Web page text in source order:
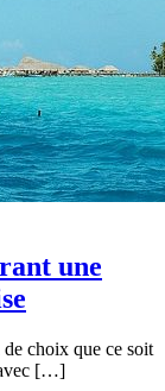
une
choix que ce soit
[…]